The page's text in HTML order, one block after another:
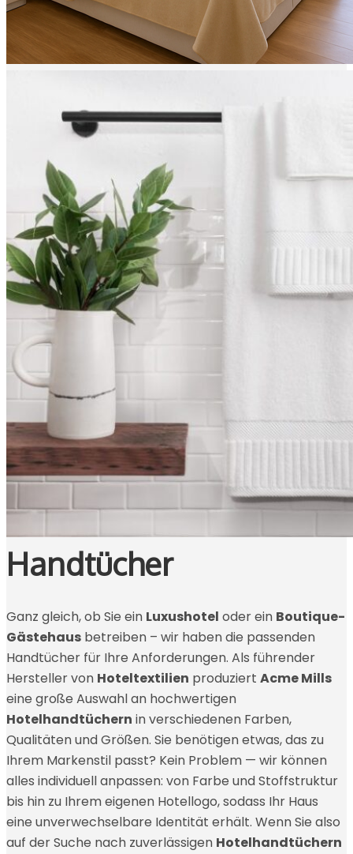
Handtücher
Ganz gleich, ob Sie ein Luxushotel oder ein Boutique-
Gästehaus betreiben – wir haben die passenden
Handtücher für Ihre Anforderungen. Als führender
Hersteller von Hoteltextilien produziert Acme Mills
eine große Auswahl an hochwertigen
Hotelhandtüchern in verschiedenen Farben,
Qualitäten und Größen. Sie benötigen etwas, das zu
Ihrem Markenstil passt? Kein Problem — wir können
alles individuell anpassen: von Farbe und Stoffstruktur
bis hin zu Ihrem eigenen Hotellogo, sodass Ihr Haus
eine unverwechselbare Identität erhält. Wenn Sie also
auf der Suche nach zuverlässigen Hotelhandtüchern